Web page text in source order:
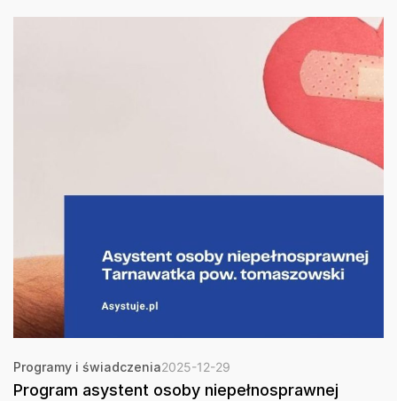
Programy i świadczenia2025-12-29
Program asystent osoby niepełnosprawnej